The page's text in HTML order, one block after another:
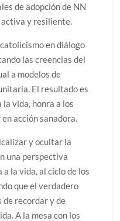
de adopción de NN
activa y resiliente.
en diálogo
las creencias del
a modelos de
El resultado es
vida, honra a los
acción sanadora.
y ocultar la
una perspectiva
la vida, al ciclo de los
que el verdadero
de recordar y de
A la mesa con los